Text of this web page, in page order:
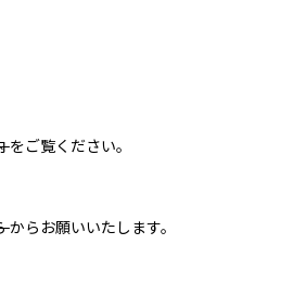
をご覧ください。
からお願いいたします。